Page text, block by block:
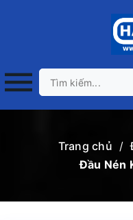
Trang chủ /
Đầu Nén